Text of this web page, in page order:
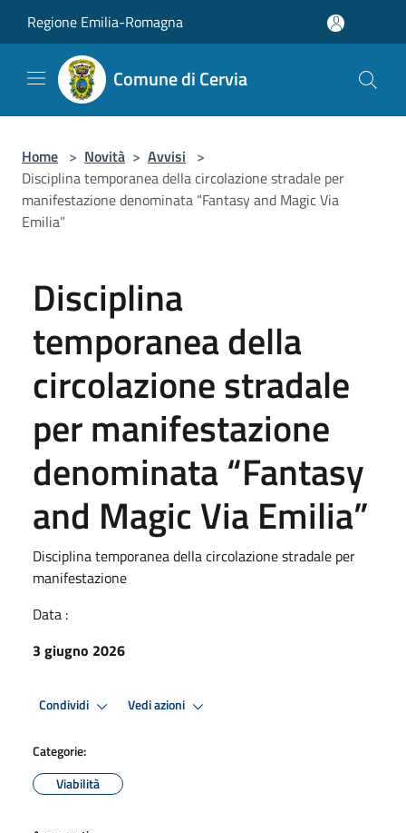
Regione Emilia-Romagna
Comune di Cervia
Home > Novità > Avvisi >
Disciplina temporanea della circolazione stradale per
manifestazione denominata “Fantasy and Magic Via
Emilia”
Disciplina
temporanea della
circolazione stradale
per manifestazione
denominata “Fantasy
and Magic Via Emilia”
Disciplina temporanea della circolazione stradale per
manifestazione
Data :
3 giugno 2026
Condividi Vedi azioni
Categorie:
Viabilità